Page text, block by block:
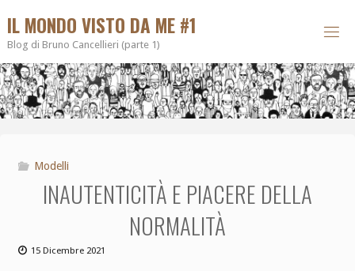
IL MONDO VISTO DA ME #1
Blog di Bruno Cancellieri (parte 1)
Modelli
INAUTENTICITÀ E PIACERE DELLA
NORMALITÀ
15 Dicembre 2021